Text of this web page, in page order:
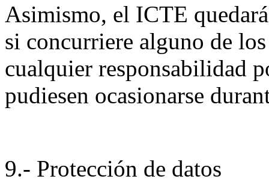
Asimismo, el ICTE
si concurriere alguno de
cualquier responsabilidad
pudiesen ocasionarse
9.- Protección de datos